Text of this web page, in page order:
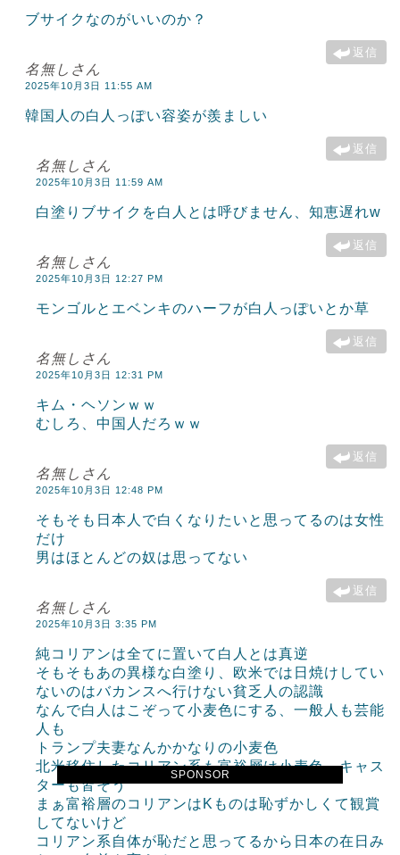
SPONSOR
ブサイクなのがいいのか？
返信
名無しさん
2025年10月3日 11:55 AM
韓国人の白人っぽい容姿が羨ましい
返信
名無しさん
2025年10月3日 11:59 AM
白塗りブサイクを白人とは呼びません、知恵遅れw
返信
名無しさん
2025年10月3日 12:27 PM
モンゴルとエベンキのハーフが白人っぽいとか草
返信
名無しさん
2025年10月3日 12:31 PM
キム・ヘソンｗｗ
むしろ、中国人だろｗｗ
返信
名無しさん
2025年10月3日 12:48 PM
そもそも日本人で白くなりたいと思ってるのは女性
だけ
男はほとんどの奴は思ってない
返信
名無しさん
2025年10月3日 3:35 PM
純コリアンは全てに置いて白人とは真逆
そもそもあの異様な白塗り、欧米では日焼けしてい
ないのはバカンスへ行けない貧乏人の認識
なんで白人はこぞって小麦色にする、一般人も芸能
人も
トランプ夫妻なんかかなりの小麦色
北米移住したコリアン系も富裕層は小麦色、キャス
ターも皆そう
まぁ富裕層のコリアンはKものは恥ずかしくて観賞
してないけど
コリアン系自体が恥だと思ってるから日本の在日み